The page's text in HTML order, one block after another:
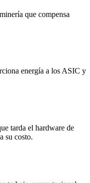
que compensa
energía a los ASIC y
tarda el hardware de
su costo.